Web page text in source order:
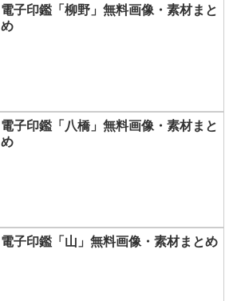
電子印鑑「柳野」無料画像・素材まと
め
電子印鑑「八橋」無料画像・素材まと
め
電子印鑑「山」無料画像・素材まとめ